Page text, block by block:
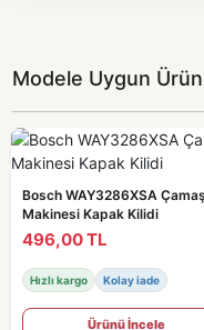
Modele Uygun
Bosch WAY3286XSA
Makinesi Kapak Kilidi
496,00 TL
Hızlı kargo Kolay iade
Ürünü İncele